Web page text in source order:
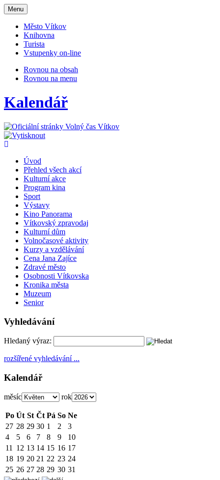
Otevřit
navigaci
Menu
Město Vítkov
Knihovna
Turista
Vstupenky on-line
Rovnou na obsah
Rovnou na menu
Kalendář
Úvod
Přehled všech akcí
Kulturní akce
Program kina
Sport
Výstavy
Kino Panorama
Vítkovský zpravodaj
Kulturní dům
Volnočasové aktivity
Kurzy a vzdělávání
Cena Jana Zajíce
Zdravé město
Osobnosti Vítkovska
Kronika města
Muzeum
Senior
Vyhledávání
Hledaný výraz:
rozšířené vyhledávání ...
Kalendář
měsíc rok
Po Út St Čt Pá So Ne
27 28 29 30 1 2
3
4
5 6 7 8 9
10
11
12 13 14 15 16 17
18 19 20 21 22 23 24
25 26 27 28 29 30 31